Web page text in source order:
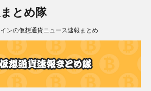
とめ隊
ンの仮想通貨ニュース速報まとめ